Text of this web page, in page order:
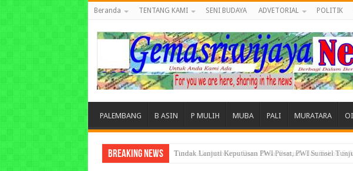
Beranda TENTANG KAMI SENI BUDAYA ADVETORIAL POLITIK
PALEMBANG B ASIN P MULIH MUBA PALI MURATARA OI
Breaking News Tuntut Akuntabilitas Dana Desa, Pemuda dan Tokoh